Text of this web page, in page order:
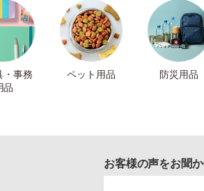
・事務
品
ペット用品 防災用品
お客様の声をお聞